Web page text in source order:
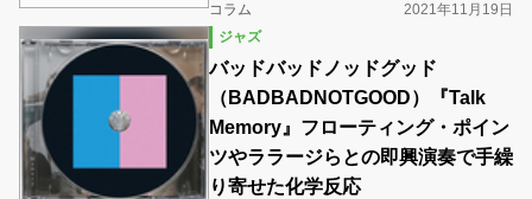
コラム
2021年11月19日
ジャズ
バッドバッドノッドグッド
（BADBADNOTGOOD）『Talk
Memory』フローティング・ポイン
ツやララージらとの即興演奏で手繰
り寄せた化学反応